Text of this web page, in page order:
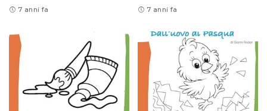
7 anni fa 7 anni fa